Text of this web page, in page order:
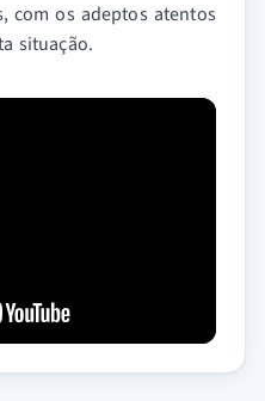
com os adeptos atentos
situação.